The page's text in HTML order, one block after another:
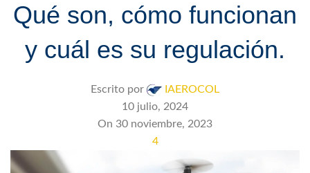
Qué son, cómo funcionan
y cuál es su regulación.
Escrito por
IAEROCOL
10 julio, 2024
On 30 noviembre, 2023
4